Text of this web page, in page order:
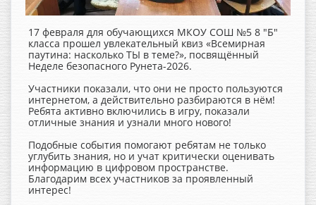
17 февраля для обучающихся МКОУ СОШ №5 8 "Б"
класса прошел увлекательный квиз «Всемирная
паутина: насколько ТЫ в теме?», посвящённый
Неделе безопасного Рунета-2026.
Участники показали, что они не просто пользуются
интернетом, а действительно разбираются в нём!
Ребята активно включились в игру, показали
отличные знания и узнали много нового!
Подобные события помогают ребятам не только
углубить знания, но и учат критически оценивать
информацию в цифровом пространстве.
Благодарим всех участников за проявленный
интерес!